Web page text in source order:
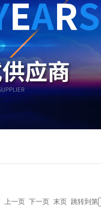
上一页 下一页 末页 跳转到第